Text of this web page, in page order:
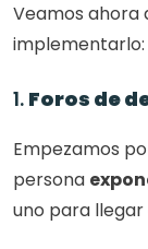
Veamos ahora
implementarlo:
1. Foros de
Empezamos
persona
uno para llegar